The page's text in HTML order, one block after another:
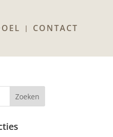
CONTACT